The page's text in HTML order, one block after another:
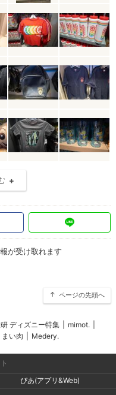
が受け取れます
ページの先頭へ
ディズニー特集 mimot.
まい肉 Medery.
ぴあ(アプリ&Web)